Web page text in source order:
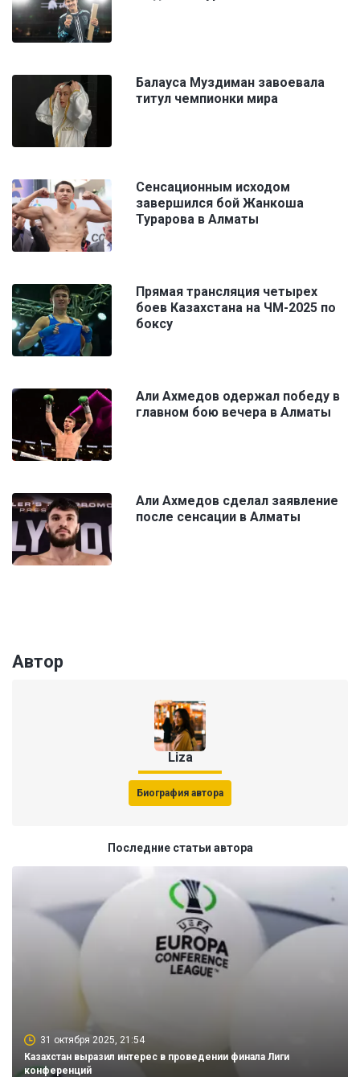
Балауса Муздиман завоевала
титул чемпионки мира
Сенсационным исходом
завершился бой Жанкоша
Турарова в Алматы
Прямая трансляция четырех
боев Казахстана на ЧМ-2025 по
боксу
Али Ахмедов одержал победу в
главном бою вечера в Алматы
Али Ахмедов сделал заявление
после сенсации в Алматы
Автор
Liza
Биография автора
Последние статьи автора
31 октября 2025, 21:54
Казахстан выразил интерес в проведении финала Лиги
конференций